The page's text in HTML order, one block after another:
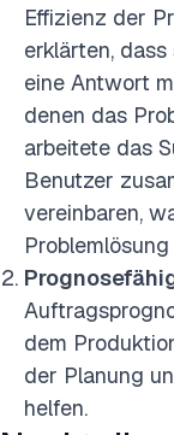
Effizienz der
erklärten,
eine Antwort
denen das
arbeitete das
Benutzer
vereinbaren,
dem
der Planung
helfen.